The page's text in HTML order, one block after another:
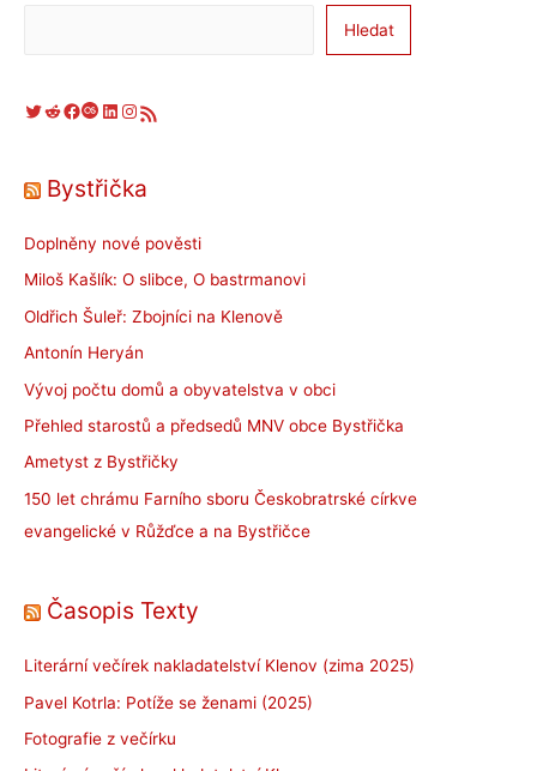
Hledat
Twitter Reddit Facebook Last.fm LinkedIn Instagram RSS zdroj
Bystřička
Doplněny nové pověsti
Miloš Kašlík: O slibce, O bastrmanovi
Oldřich Šuleř: Zbojníci na Klenově
Antonín Heryán
Vývoj počtu domů a obyvatelstva v obci
Přehled starostů a předsedů MNV obce Bystřička
Ametyst z Bystřičky
150 let chrámu Farního sboru Českobratrské církve
evangelické v Růžďce a na Bystřičce
Časopis Texty
Literární večírek nakladatelství Klenov (zima 2025)
Pavel Kotrla: Potíže se ženami (2025)
Fotografie z večírku